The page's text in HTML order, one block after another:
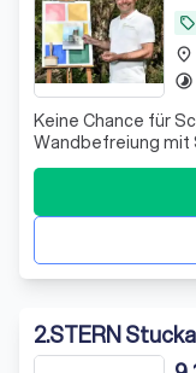
local_offer
Keine Chance für
Wandbefreiung mit
perfekt, optisch
place
timelapse
2.STERN